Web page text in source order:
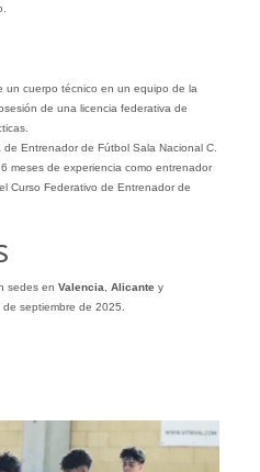
un cuerpo técnico en un equipo de la
de una licencia federativa de
Entrenador de Fútbol Sala Nacional C.
meses de experiencia como entrenador
Curso Federativo de Entrenador de
sedes en Valencia Alicantey
septiembre de 2025.